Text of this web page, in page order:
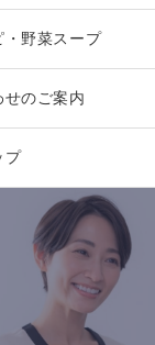
・野菜スープ
せのご案内
プ